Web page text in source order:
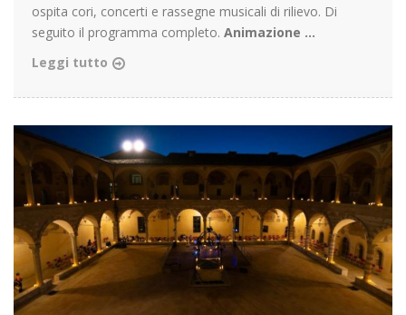
ospita cori, concerti e rassegne musicali di rilievo. Di
seguito il programma completo. Animazione ...
Leggi tutto